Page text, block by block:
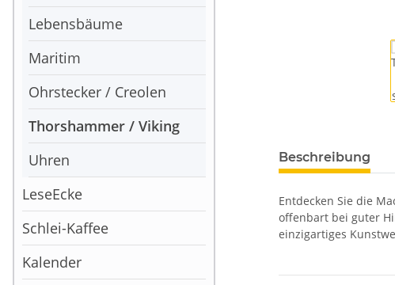
Beschreibung
Entdecken Sie die
offenbart bei guter
einzigartiges
Lebensbäume
Maritim
Ohrstecker / Creolen
Thorshammer / Viking
Uhren
LeseEcke
Schlei-Kaffee
Kalender